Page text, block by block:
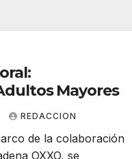
Mayores
REDACCION
de la colaboración
OXXO, se